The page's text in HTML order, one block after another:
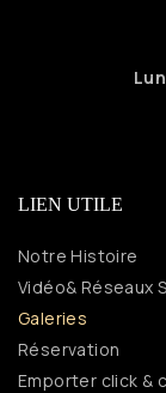
LIEN UTILE
Notre Histoire
Vidéo& Réseaux
Galeries
Réservation
Emporter click &